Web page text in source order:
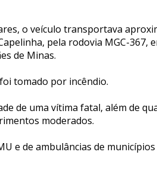
o veículo transportava
pela rodovia MGC-367,
de Minas.
tomado por incêndio.
de uma vítima fatal, além de
moderados.
e de ambulâncias de